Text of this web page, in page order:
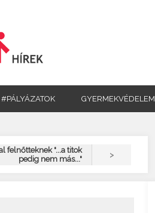
#PÁLYÁZATOK GYERMEKVÉDELEM
felnőtteknek "...a titok
pedig nem más..."
>